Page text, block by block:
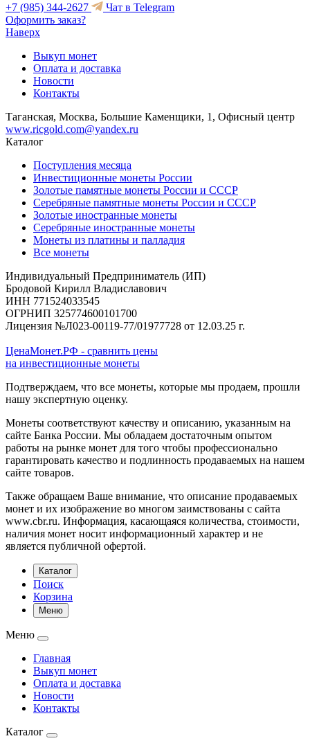
+7 (985) 344-2627
Чат в Telegram
Оформить заказ?
Наверх
Выкуп монет
Оплата и доставка
Новости
Контакты
Таганская, Москва, Большие Каменщики, 1, Офисный центр
www.ricgold.com@yandex.ru
Каталог
Поступления месяца
Инвестиционные монеты России
Золотые памятные монеты России и СССР
Серебряные памятные монеты России и СССР
Золотые иностранные монеты
Серебряные иностранные монеты
Монеты из платины и палладия
Все монеты
Индивидуальный Предприниматель (ИП)
Бродовой Кирилл Владиславович
ИНН 771524033545
ОГРНИП 325774600101700
Лицензия №Л023-00119-77/01977728 от 12.03.25 г.
ЦенаМонет.РФ - сравнить цены
на инвестиционные монеты
Подтверждаем, что все монеты, которые мы продаем, прошли
нашу экспертную оценку.
Монеты соответствуют качеству и описанию, указанным на
сайте Банка России. Мы обладаем достаточным опытом
работы на рынке монет для того чтобы профессионально
гарантировать качество и подлинность продаваемых на нашем
сайте товаров.
Также обращаем Ваше внимание, что описание продаваемых
монет и их изображение во многом заимствованы с сайта
www.cbr.ru. Информация, касающаяся количества, стоимости,
наличия монет носит информационный характер и не
является публичной офертой.
Каталог
Поиск
Корзина
Меню
Меню
Главная
Выкуп монет
Оплата и доставка
Новости
Контакты
Каталог